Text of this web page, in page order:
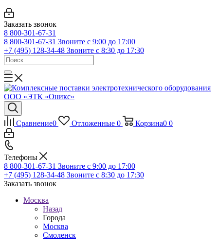
Заказать звонок
8 800-301-67-31
8 800-301-67-31 Звоните с 9:00 до 17:00
+7 (495) 128-34-48 Звоните с 8:30 до 17:30
Сравнение0 Отложенные 0 Корзина0 0
Телефоны
8 800-301-67-31 Звоните с 9:00 до 17:00
+7 (495) 128-34-48 Звоните с 8:30 до 17:30
Заказать звонок
Москва
Назад
Города
Москва
Смоленск